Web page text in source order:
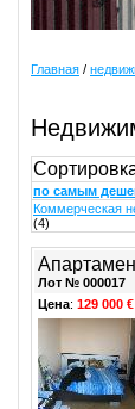
Главная /
по самым
Коммерческая
(4)
Лот № 000017
Цена: 129 000 €